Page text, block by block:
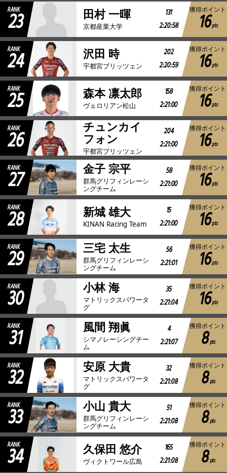
RANK
23 田村 一暉
京都産業大学
131
2:20:58
獲得ポイント
16pts
RANK
24 沢田 時
宇都宮ブリッツェン
202
2:20:59
獲得ポイント
16pts
RANK
25 森本 凛太郎
ヴェロリアン松山
158
2:21:00
獲得ポイント
16pts
RANK
26
チュンカイ
フォン
宇都宮ブリッツェン
204
2:21:00
獲得ポイント
16pts
RANK
27 金子 宗平
群馬グリフィンレーシ
ングチーム
58
2:21:00
獲得ポイント
16pts
RANK
28 新城 雄大
KINAN Racing Team
15
2:21:00
獲得ポイント
16pts
RANK
29 三宅 太生
群馬グリフィンレーシ
ングチーム
56
2:21:01
獲得ポイント
16pts
RANK
30 小林 海
マトリックスパワータ
グ
35
2:21:04
獲得ポイント
16pts
RANK
31 風間 翔眞
シマノレーシングチー
ム
4
2:21:07
獲得ポイント
8 pts
RANK
32 安原 大貴
マトリックスパワータ
グ
32
2:21:08
獲得ポイント
8 pts
RANK
33 小山 貴大
群馬グリフィンレーシ
ングチーム
51
2:21:08
獲得ポイント
8 pts
RANK
34 久保田 悠介
ヴィクトワール広島
165
2:21:08
獲得ポイント
8 pts